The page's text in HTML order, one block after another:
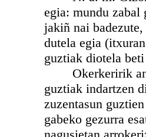
egia: mundu zabal
jakiñ nai
dutela egia
guztiak diotela
Okerkeririk
guztiak indartzen
zuzentasun
gabeko gezurra